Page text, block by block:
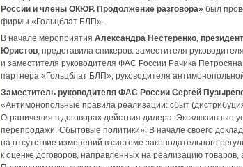
России и члены ОКЮР. Продолжение разговора» был
фирмы «Гольцблат БЛП».
В начале мероприятия Александра Нестеренко,
Юристов, представила спикеров: заместителя
и заместителя руководителя ФАС России Рачика
партнера «Гольцблат БЛП», руководителя
Заместитель руководителя ФАС России Сергей
«Антимонопольные правила реализации: сбыт
Ограничения в договорах действия дилера. Эксклюзивные
перепродажи. Сбытовые политики». В начале своего
на отсутствие изменений в системе законодательного
к оценке договоров, направленных на реализацию